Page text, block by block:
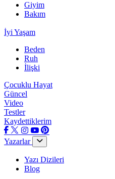
Giyim
Bakım
İyi Yaşam
Beden
Ruh
İlişki
Çocuklu Hayat
Güncel
Video
Testler
Kaydettiklerim
Yazarlar
Yazı Dizileri
Blog